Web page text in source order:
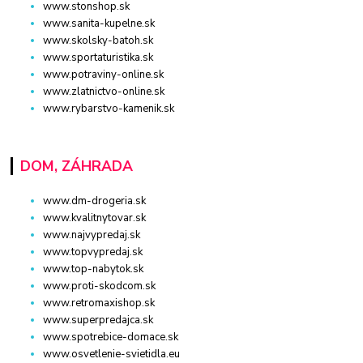
www.stonshop.sk
www.sanita-kupelne.sk
www.skolsky-batoh.sk
www.sportaturistika.sk
www.potraviny-online.sk
www.zlatnictvo-online.sk
www.rybarstvo-kamenik.sk
DOM, ZÁHRADA
www.dm-drogeria.sk
www.kvalitnytovar.sk
www.najvypredaj.sk
www.topvypredaj.sk
www.top-nabytok.sk
www.proti-skodcom.sk
www.retromaxishop.sk
www.superpredajca.sk
www.spotrebice-domace.sk
www.osvetlenie-svietidla.eu